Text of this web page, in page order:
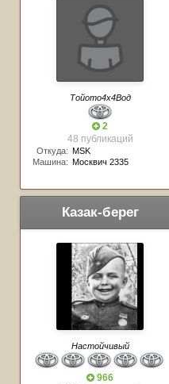
Тойото4х4Вод
2
48 публикаций
Откуда: MSK
Машина: Москвич 2335
Казак-берег
Настойчивый
966